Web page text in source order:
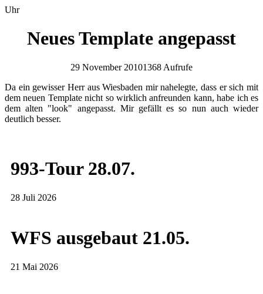
Uhr
Neues Template angepasst
29 November 20101368 Aufrufe
Da ein gewisser Herr aus Wiesbaden mir nahelegte, dass er sich mit
dem neuen Template nicht so wirklich anfreunden kann, habe ich es
dem alten "look" angepasst. Mir gefällt es so nun auch wieder
deutlich besser.
993-Tour 28.07.
28 Juli 2026
WFS ausgebaut 21.05.
21 Mai 2026